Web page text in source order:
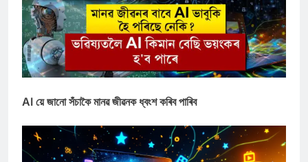
AI য়ে জানো সঁচাকৈ মানৱ জীৱনক ধ্বংশ কৰিব পাৰিব